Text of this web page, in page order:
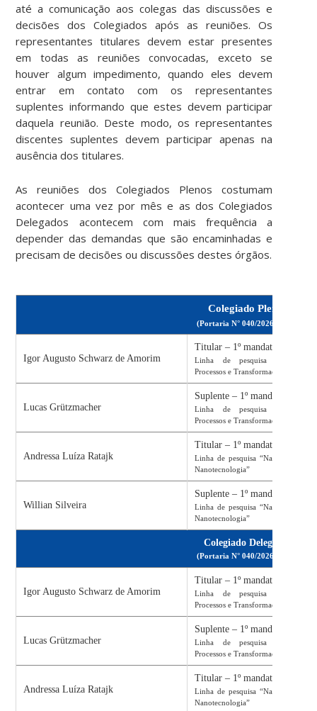
até a comunicação aos colegas das discussões e
decisões dos Colegiados após as reuniões. Os
representantes titulares devem estar presentes
em todas as reuniões convocadas, exceto se
houver algum impedimento, quando eles devem
entrar em contato com os representantes
suplentes informando que estes devem participar
daquela reunião. Deste modo, os representantes
discentes suplentes devem participar apenas na
ausência dos titulares.
As reuniões dos Colegiados Plenos costumam
acontecer uma vez por mês e as dos Colegiados
Delegados acontecem com mais frequência a
depender das demandas que são encaminhadas e
precisam de decisões ou discussões destes órgãos.
Colegiado Pleno
(Portaria N° 040/2026/BNU
Igor Augusto Schwarz de Amorim
Titular – 1º mandato
Linha de pesquisa “Materiais,
Processos e Transformações”
Lucas Grützmacher
Suplente – 1º mandato
Linha de pesquisa “Materiais,
Processos e Transformações”
Andressa Luíza Ratajk
Titular – 1º mandato
Linha de pesquisa “Nanociência e
Nanotecnologia”
Willian Silveira
Suplente – 1º mandato
Linha de pesquisa “Nanociência e
Nanotecnologia”
Colegiado Delegado
(Portaria N° 040/2026/BNU
Igor Augusto Schwarz de Amorim
Titular – 1º mandato
Linha de pesquisa “Materiais,
Processos e Transformações”
Lucas Grützmacher
Suplente – 1º mandato
Linha de pesquisa “Materiais,
Processos e Transformações”
Andressa Luíza Ratajk
Titular – 1º mandato
Linha de pesquisa “Nanociência e
Nanotecnologia”